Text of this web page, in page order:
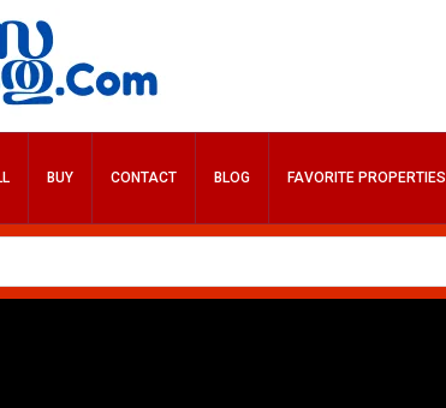
BUY CONTACT BLOG FAVORITE PROPERTIES